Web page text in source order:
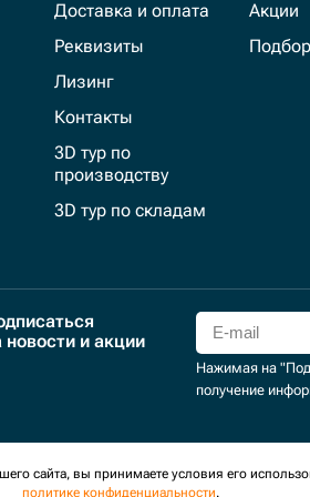
Доставка и оплата
Реквизиты
Лизинг
Контакты
3D тур по
производству
3D тур по складам
Акции
новости и акции
Нажимая на
получение
персональных данных.
сайта, вы принимаете условия его
политике конфиденциальности.